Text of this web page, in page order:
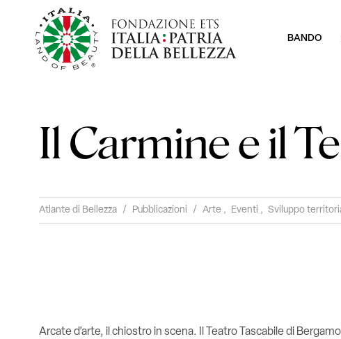
BANDO
Il Carmine e il
Atlante di Bellezza / Pubblicazioni / Arte , Eventi , Sviluppo
Arcate d’arte, il chiostro in scena. Il Teatro Tascabile di